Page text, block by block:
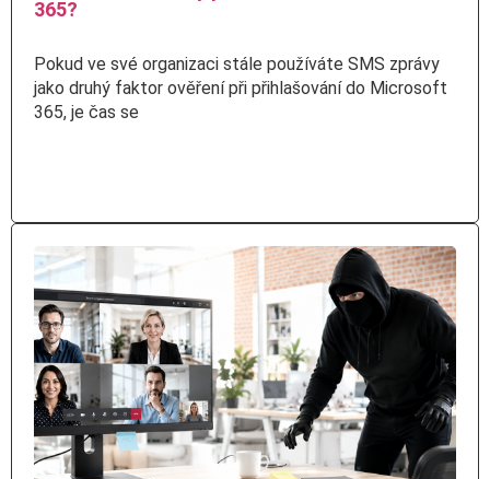
365?
Pokud ve své organizaci stále používáte SMS zprávy
jako druhý faktor ověření při přihlašování do Microsoft
365, je čas se